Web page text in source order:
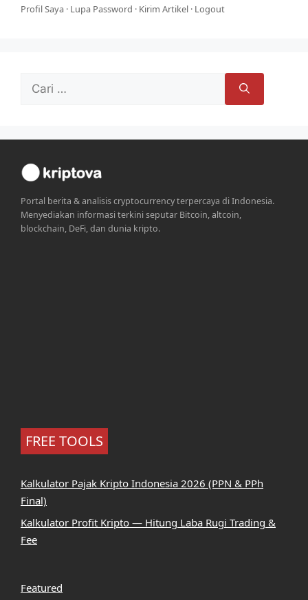
Profil Saya · Lupa Password · Kirim Artikel · Logout
untuk:
Portal berita & analisis cryptocurrency terpercaya di Indonesia.
Menyediakan informasi terkini seputar Bitcoin, altcoin,
blockchain, DeFi, dan dunia kripto.
FREE TOOLS
Kalkulator Pajak Kripto Indonesia 2026 (PPN & PPh
Final)
Kalkulator Profit Kripto — Hitung Laba Rugi Trading &
Fee
Featured